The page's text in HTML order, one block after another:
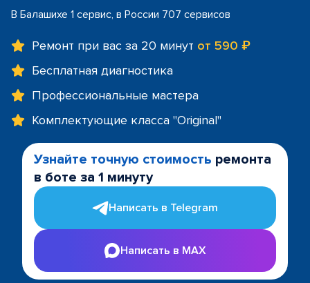
В Балашихе 1 сервис, в России 707 сервисов
Ремонт при вас за 20 минут от 590 ₽
Бесплатная диагностика
Профессиональные мастера
Комплектующие класса "Original"
Узнайте точную стоимость ремонта
в боте за 1 минуту
Написать в Telegram
Написать в MAX